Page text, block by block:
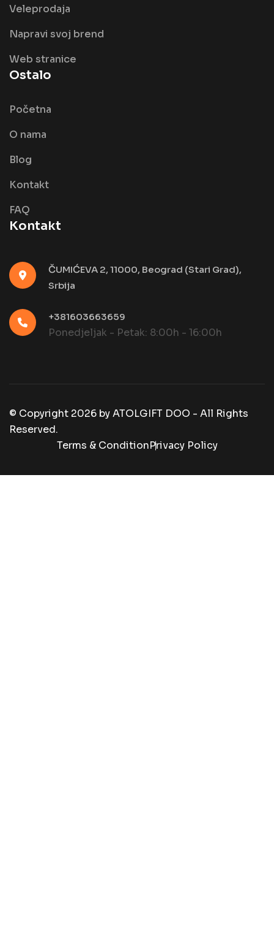
Veleprodaja
Napravi svoj brend
Web stranice
Ostalo
Početna
O nama
Blog
Kontakt
FAQ
Kontakt
ČUMIĆEVA 2, 11000, Beograd (Stari Grad),
Srbija
+381603663659
Ponedjeljak - Petak: 8:00h - 16:00h
© Copyright 2026 byATOLGIFT DOO - All Rights
Reserved.
Terms & ConditionPrivacy Policy